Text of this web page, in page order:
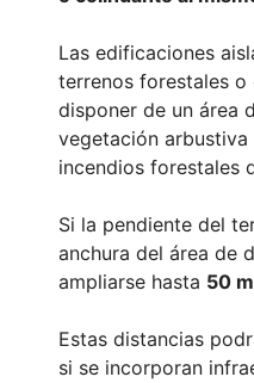
Las edificaciones
terrenos forestales o
disponer de un área
vegetación
incendios forestales
Si la pendiente del
anchura del área de
ampliarse hasta 50
Estas distancias
si se incorporan